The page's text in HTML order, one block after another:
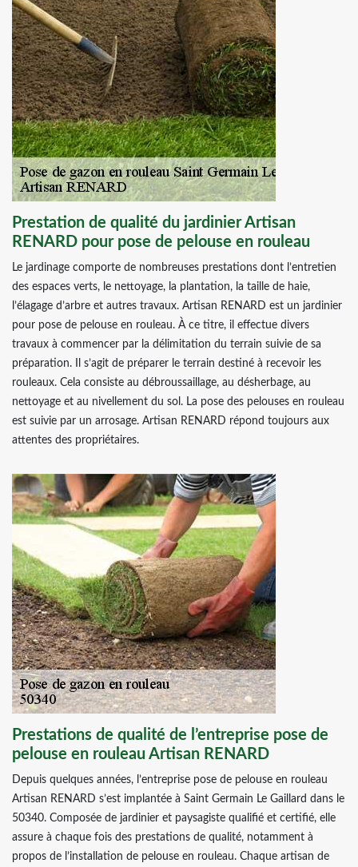
Prestation de qualité du jardinier Artisan
RENARD pour pose de pelouse en rouleau
Le jardinage comporte de nombreuses prestations dont l’entretien
des espaces verts, le nettoyage, la plantation, la taille de haie,
l’élagage d’arbre et autres travaux. Artisan RENARD est un jardinier
pour pose de pelouse en rouleau. À ce titre, il effectue divers
travaux à commencer par la délimitation du terrain suivie de sa
préparation. Il s’agit de préparer le terrain destiné à recevoir les
rouleaux. Cela consiste au débroussaillage, au désherbage, au
nettoyage et au nivellement du sol. La pose des pelouses en rouleau
est suivie par un arrosage. Artisan RENARD répond toujours aux
attentes des propriétaires.
Prestations de qualité de l’entreprise pose de
pelouse en rouleau Artisan RENARD
Depuis quelques années, l’entreprise pose de pelouse en rouleau
Artisan RENARD s’est implantée à Saint Germain Le Gaillard dans le
50340. Composée de jardinier et paysagiste qualifié et certifié, elle
assure à chaque fois des prestations de qualité, notamment à
propos de l’installation de pelouse en rouleau. Chaque artisan de